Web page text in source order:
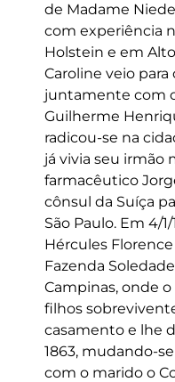
de Madame
com experiência
Holstein e em
Caroline veio para
juntamente com
Guilherme
radicou-se na
já vivia seu irmão
farmacêutico
cônsul da Suíça
São Paulo. Em 4/
Hércules
Fazenda
Campinas, onde
filhos
casamento e lhe
1863, mudando-
com o marido o